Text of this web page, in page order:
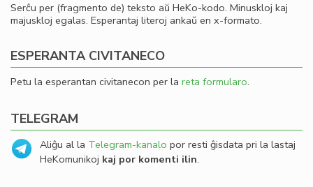
Serĉu per (fragmento de) teksto aŭ HeKo-kodo. Minuskloj kaj
majuskloj egalas. Esperantaj literoj ankaŭ en x-formato.
ESPERANTA CIVITANECO
Petu la esperantan civitanecon per la reta formularo.
TELEGRAM
Aliĝu al la Telegram-kanalo por resti ĝisdata pri la lastaj
HeKomunikoj kaj por komenti ilin.